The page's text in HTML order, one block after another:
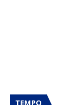
TEMPO